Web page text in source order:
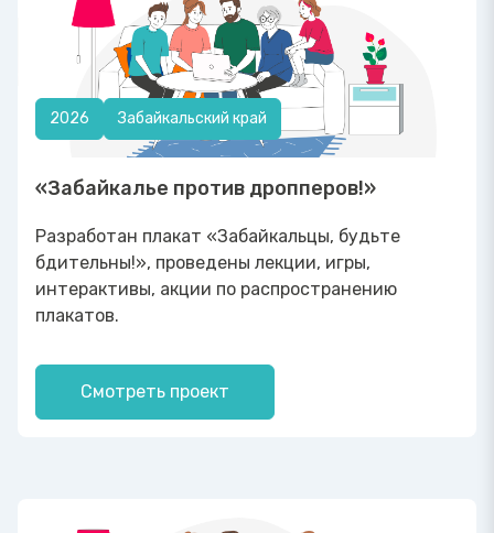
2026 Забайкальский край
«Забайкалье против дропперов!»
Разработан плакат «Забайкальцы, будьте
бдительны!», проведены лекции, игры,
интерактивы, акции по распространению
плакатов.
Смотреть проект